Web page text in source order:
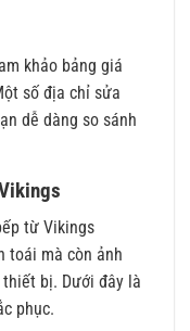
khảo bảng giá
số địa chỉ sửa
dễ dàng so sánh
từ Vikings
toái mà còn ảnh
bị. Dưới đây là
phục.